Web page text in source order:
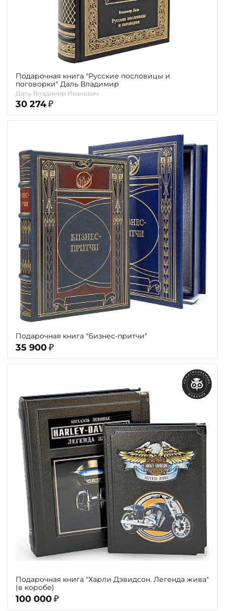
Подарочная книга "Русские пословицы и
поговорки" Даль Владимир
Даль Владимир Иванович
30 274 ₽
Подарочная книга "Бизнес-притчи"
35 900 ₽
Подарочная книга "Харли Дэвидсон. Легенда жива"
(в коробе)
100 000 ₽